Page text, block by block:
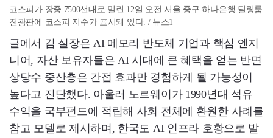
코스피가 장중 7500선대로 밀린 12일 오전 서울 중구 하나은행 딜링룸
전광판에 코스피 지수가 표시돼 있다. / 뉴스1
글에서 김 실장은 AI 메모리 반도체 기업과 핵심 엔지
니어, 자산 보유자들은 AI 시대에 큰 혜택을 얻는 반면
상당수 중산층은 간접 효과만 경험하게 될 가능성이
높다고 진단했다. 아울러 노르웨이가 1990년대 석유
수익을 국부펀드에 적립해 사회 전체에 환원한 사례를
참고 모델로 제시하며, 한국도 AI 인프라 호황으로 발